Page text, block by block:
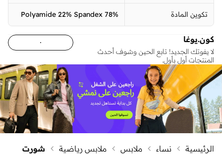
تكوين المادة 78% Polyamide 22% Spandex
كون.يوغا
لا يفوتك الجديد! تابع الحين وشوف أحدث
المنتجات أول بأول.
الرئيسية نساء ملابس ملابس رياضية شورت